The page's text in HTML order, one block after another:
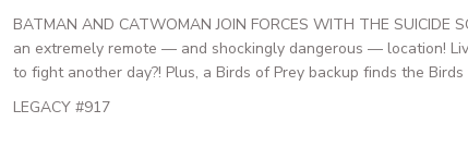
BATMAN AND CATWOMAN JOIN FORCES WITH THE
an extremely remote — and shockingly dangerous — location!
to fight another day?! Plus, a Birds of Prey backup finds the
LEGACY #917